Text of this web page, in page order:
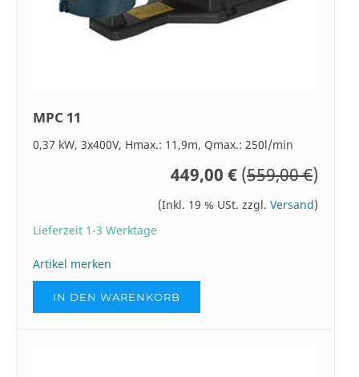
MPC 11
0,37 kW, 3x400V, Hmax.: 11,9m, Qmax.: 250l/min
449,00 € (559,00 €)
(Inkl. 19 % USt. zzgl. Versand)
Lieferzeit 1-3 Werktage
Artikel merken
IN DEN WARENKORB